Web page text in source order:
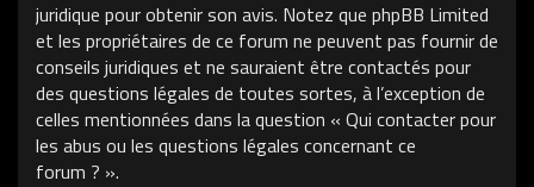
juridique pour obtenir son avis. Notez que phpBB Limited
et les propriétaires de ce forum ne peuvent pas fournir de
conseils juridiques et ne sauraient être contactés pour
des questions légales de toutes sortes, à l’exception de
celles mentionnées dans la question « Qui contacter pour
les abus ou les questions légales concernant ce
forum ? ».